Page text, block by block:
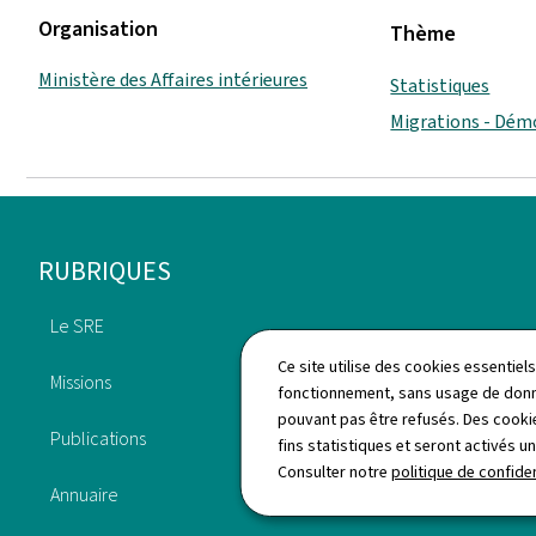
Ce site utilise des cookies
fonctionnement, sans usage de
pouvant pas être refusés. Des
fins statistiques et seront activés
Consulter notre politique de
Organisation
Ministère des Affaires intérieures
Thème
Statistiques
Migrations -
Pied
de
RUBRIQUES
Le SRE
Missions
Publications
Annuaire
Actualités
Questions fréquemment
posées